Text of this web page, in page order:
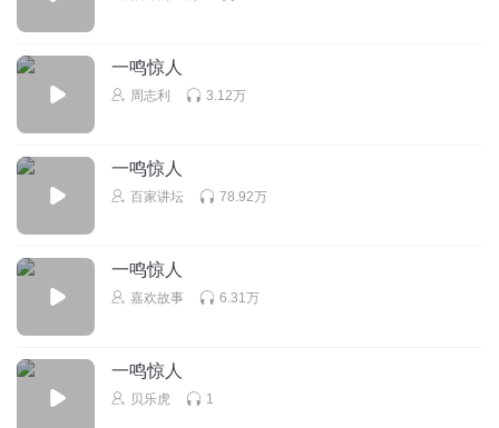
一鸣惊人
周志利 3.12万
一鸣惊人
百家讲坛 78.92万
一鸣惊人
嘉欢故事 6.31万
一鸣惊人
贝乐虎 1